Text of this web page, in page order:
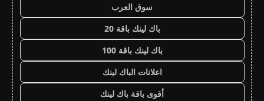
سوق العرب
باك لينك باقة 20
باك لينك باقة 100
اعلانات الباك لينك
أقوى باقة باك لينك